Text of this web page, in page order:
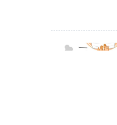
議進一步由醫師評
長搜尋「玫瑰疹照
3~5天，接著在退燒後數小時至1天內
開始發燒就立刻出疹
復。 玫瑰疹部位：
背部等軀幹部位，之後才可能
肢都佈滿明顯紅疹